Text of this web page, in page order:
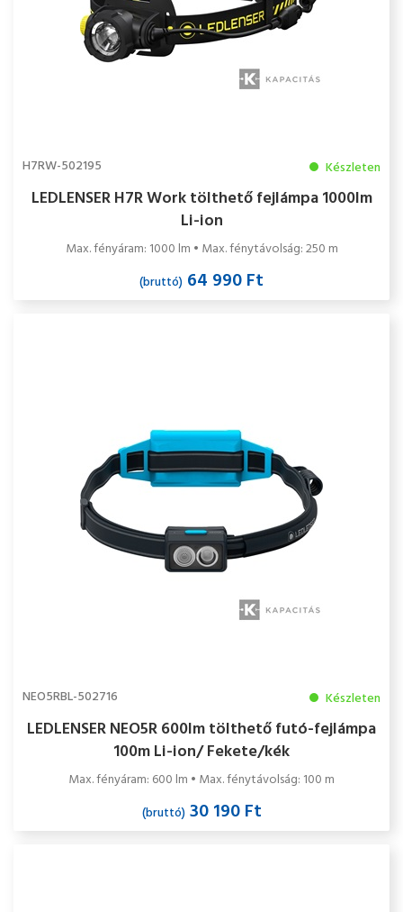
H7RW-502195 Készleten
LEDLENSER H7R Work tölthető fejlámpa 1000lm
Li-ion
Max. fényáram: 1000 lm • Max. fénytávolság: 250 m
(bruttó) 64 990 Ft
NEO5RBL-502716 Készleten
LEDLENSER NEO5R 600lm tölthető futó-fejlámpa
100m Li-ion/ Fekete/kék
Max. fényáram: 600 lm • Max. fénytávolság: 100 m
(bruttó)30 190 Ft